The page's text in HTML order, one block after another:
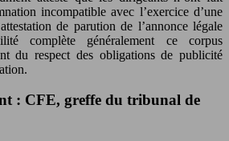
incompatible avec l’exercice d’une
de parution de l’annonce légale
complète généralement ce corpus
du respect des obligations de publicité
: CFE, greffe du tribunal de